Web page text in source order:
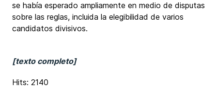
se había esperado ampliamente en medio de disputas
sobre las reglas, incluida la elegibilidad de varios
candidatos divisivos.
[texto completo]
Hits: 2140